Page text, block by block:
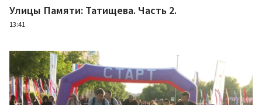
Улицы Памяти: Татищева. Часть 2.
13:41